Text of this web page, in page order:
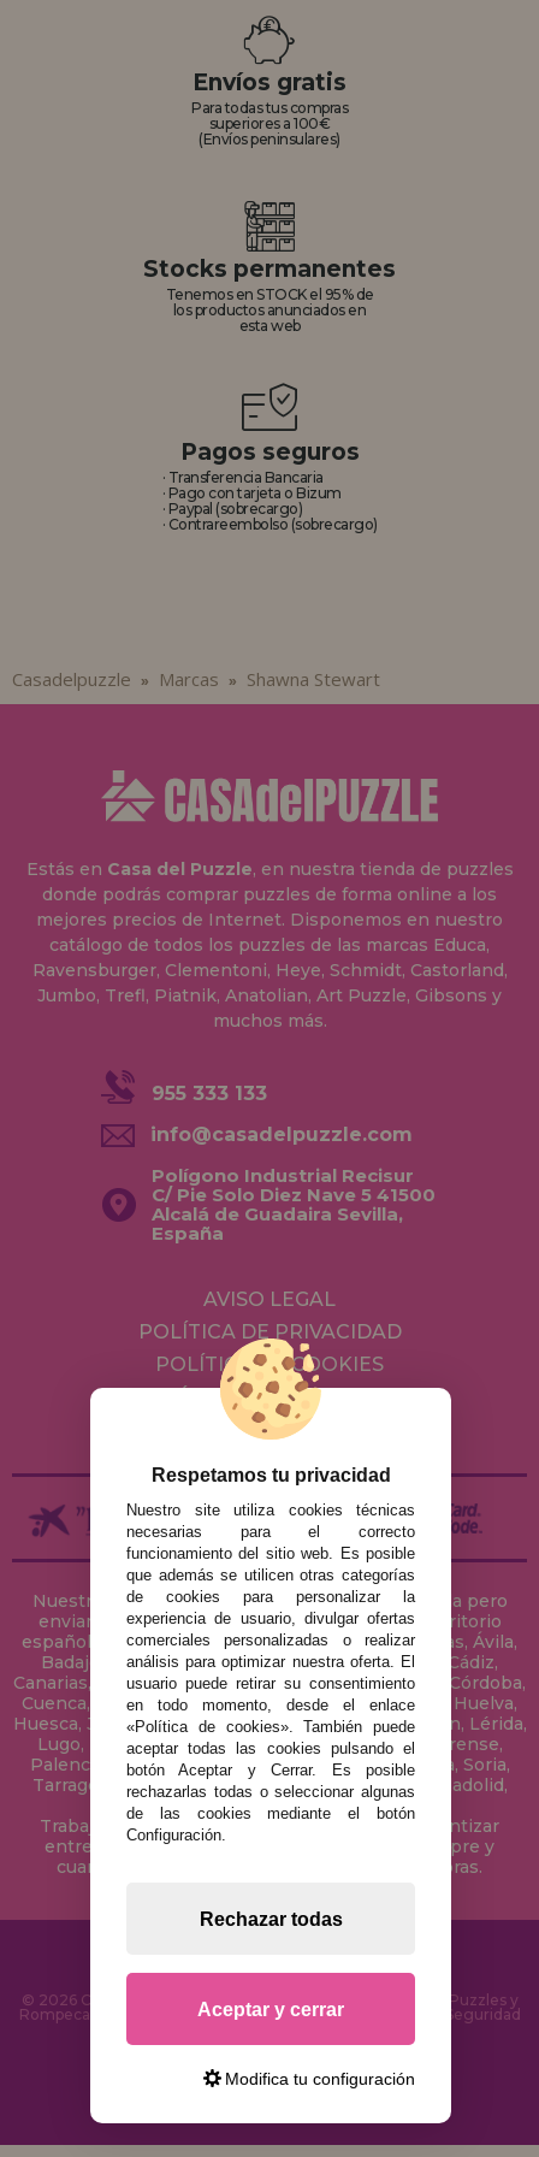
REGISTRO DISTRIBUIDOR
Envíos gratis
Para todas tus compras
superiores a 100€
(Envíos peninsulares)
Stocks permanentes
Tenemos en STOCK el 95% de
los productos anunciados en
esta web
Pagos seguros
· Transferencia Bancaria
· Pago con tarjeta o Bizum
· Paypal (sobrecargo)
· Contrareembolso (sobrecargo)
Casadelpuzzle » Marcas » Shawna Stewart
Estás en Casa del Puzzle, en nuestra tienda de puzzles
donde podrás comprar puzzles de forma online a los
mejores precios de Internet. Disponemos en nuestro
catálogo de todos los puzzles de las marcas Educa,
Ravensburger, Clementoni, Heye, Schmidt, Castorland,
Jumbo, Trefl, Piatnik, Anatolian, Art Puzzle, Gibsons y
muchos más.
955 333 133
info@casadelpuzzle.com
Polígono Industrial Recisur
C/ Pie Solo Diez Nave 5 41500
Alcalá de Guadaira Sevilla,
España
AVISO LEGAL
POLÍTICA DE PRIVACIDAD
POLÍTICA DE COOKIES
ENVÍOS Y DEVOLUCIONES
DEVOLUCIONES / DESISTIMIENTO
Nuestra tienda de puzzles está ubicada en Sevilla pero
enviamos tus puzzles a cualquier ciudad del territorio
español: Álava, Albacete, Alicante, Almería, Asturias, Ávila,
Badajoz, Baleares, Barcelona, Burgos, Cáceres, Cádiz,
Canarias, Cantabria, Castellón, Ceuta, Ciudad Real, Córdoba,
Cuenca, Gerona, Granada, Guadalajara, Guipúzcoa, Huelva,
Huesca, Jaén, La Coruña, La Rioja, Las Palmas, Leon, Lérida,
Lugo, Madrid, Málaga, Melilla, Murcia, Navarra, Orense,
Palencia, Pontevedra, Salamanca, Segovia, Sevilla, Soria,
Tarragona, Tenerife, Teruel, Toledo, Valencia, Valladolid,
Vizcaya, Zamora y Zaragoza.
Trabajamos con Stocks permanentes para garantizar
entregas rápidas en territorio peninsular, siempre y
cuando el pedido se realice antes de las 18 horas.
© 2026 CasaDelPuzzle.com - Tienda Online para comprar Puzzles y
Rompecabezas en Internet. Entrega Rápida en 24 Horas y Seguridad
Respetamos tu privacidad
Nuestro site utiliza cookies técnicas
necesarias para el correcto
funcionamiento del sitio web. Es posible
que además se utilicen otras categorías
de cookies para personalizar la
experiencia de usuario, divulgar ofertas
comerciales personalizadas o realizar
análisis para optimizar nuestra oferta. El
usuario puede retirar su consentimiento
en todo momento, desde el enlace
«Política de cookies». También puede
aceptar todas las cookies pulsando el
botón Aceptar y Cerrar. Es posible
rechazarlas todas o seleccionar algunas
de las cookies mediante el botón
Configuración.
Rechazar todas
Aceptar y cerrar
Modifica tu configuración